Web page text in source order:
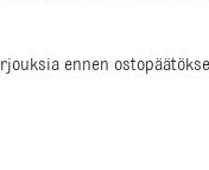
ennen